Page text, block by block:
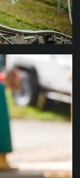
dla dzieci i